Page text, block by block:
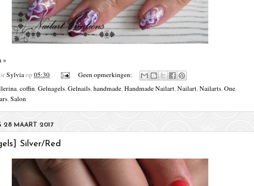
»
Sylviaop05:30
Geen opmerkingen:
,coffin,Gelnagels,Gelnails,handmade,Handmade Nailart,Nailart,Nailarts,One
,Salon
28 MAART 2017
Silver/Red